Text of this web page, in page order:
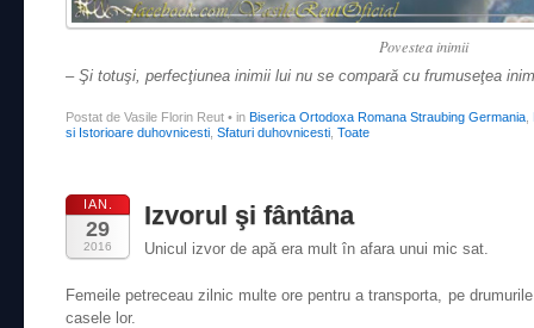
Povestea inimii
– Şi totuşi, perfecţiunea inimii lui nu se compară cu frumuseţea
Postat de Vasile Florin Reut • in Biserica Ortodoxa Romana Straubing Germania
si Istorioare duhovnicesti Sfaturi duhovnicesti Toate
IAN.
29
2016
Izvorul şi fântâna
Unicul izvor de apă era mult în afara unui mic sat.
Femeile petreceau zilnic multe ore pentru a transporta, pe
casele lor.